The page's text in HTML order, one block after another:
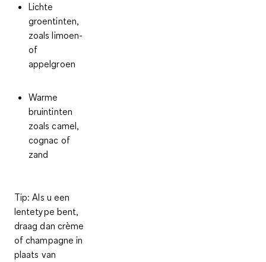
Lichte
groentinten,
zoals limoen-
of
appelgroen
Warme
bruintinten
zoals camel,
cognac of
zand
Tip: Als u een
lentetype bent,
draag dan crème
of champagne in
plaats van